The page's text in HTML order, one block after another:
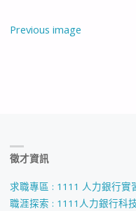
Previous image
徵才資訊
求職專區 : 1111 人力銀行實
職涯探索 : 1111人力銀行科